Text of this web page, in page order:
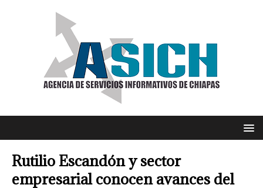
Rutilio Escandón y sector
empresarial conocen avances del